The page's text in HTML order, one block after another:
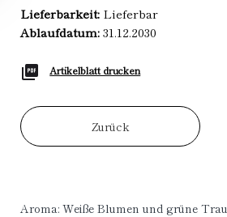
Lieferbarkeit: Lieferbar
Ablaufdatum: 31.12.2030
Artikelblatt drucken
Zurück
Aroma: Weiße Blumen und grüne